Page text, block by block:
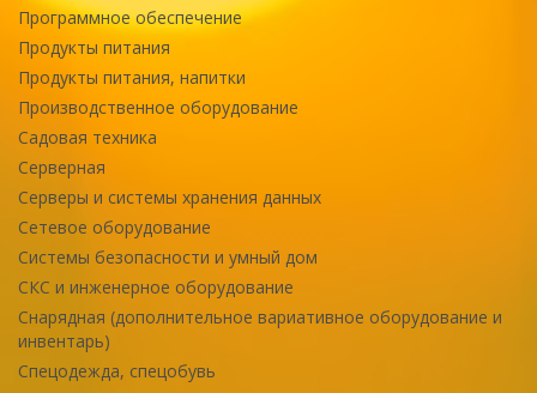
Программное обеспечение
Продукты питания
Продукты питания, напитки
Производственное оборудование
Садовая техника
Серверная
Серверы и системы хранения данных
Сетевое оборудование
Системы безопасности и умный дом
СКС и инженерное оборудование
Снарядная (дополнительное вариативное оборудование и
инвентарь)
Спецодежда, спецобувь